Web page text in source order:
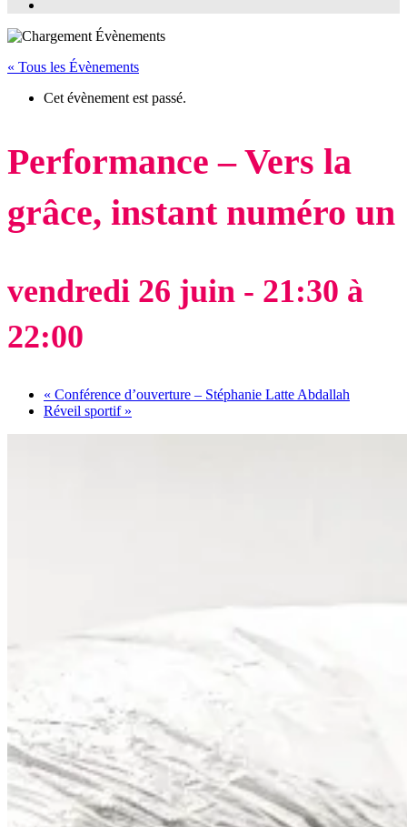
« Tous les Évènements
Cet évènement est passé.
Performance – Vers la
grâce, instant numéro un
vendredi 26 juin - 21:30 à
22:00
« Conférence d’ouverture – Stéphanie Latte Abdallah
Réveil sportif »